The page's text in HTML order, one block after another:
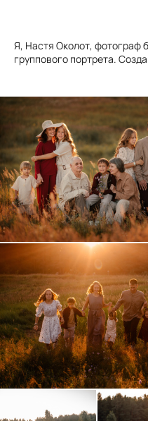
Я, Настя Околот, фотограф
группового портрета.